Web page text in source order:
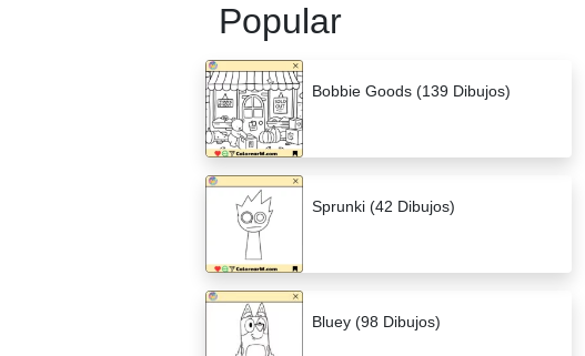
Popular
Bobbie Goods (139 Dibujos)
Sprunki (42 Dibujos)
Bluey (98 Dibujos)